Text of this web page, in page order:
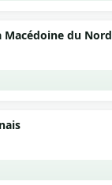
Macédoine du Nord